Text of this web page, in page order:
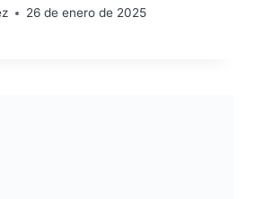
26 de enero de 2025